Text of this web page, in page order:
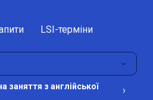
LSI-терміни
›
заняття з англійської
›